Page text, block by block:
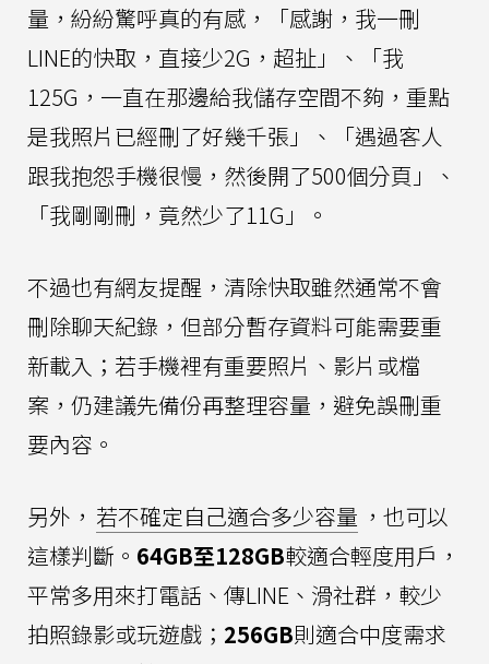
量，紛紛驚呼真的有感，「感謝，我一刪
LINE的快取，直接少2G，超扯」、「我
125G，一直在那邊給我儲存空間不夠，重點
是我照片已經刪了好幾千張」、「遇過客人
跟我抱怨手機很慢，然後開了500個分頁」、
「我剛剛刪，竟然少了11G」。
不過也有網友提醒，清除快取雖然通常不會
刪除聊天紀錄，但部分暫存資料可能需要重
新載入；若手機裡有重要照片、影片或檔
案，仍建議先備份再整理容量，避免誤刪重
要內容。
另外， 若不確定自己適合多少容量 ，也可以
這樣判斷。 64GB至128GB較適合輕度用戶，
平常多用來打電話、傳LINE、滑社群，較少
拍照錄影或玩遊戲； 256GB則適合中度需求